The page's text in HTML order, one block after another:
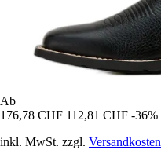
Ab
176,78 CHF 112,81 CHF -36%
inkl. MwSt. zzgl. Versandkosten